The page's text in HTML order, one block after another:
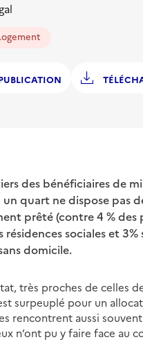
des bénéficiaires de
quart ne dispose pas
prêté (contre 4 %
résidences sociales et
domicile.
très proches de celles
surpeuplé pour un
rencontrent aussi
n’ont pu y faire face au